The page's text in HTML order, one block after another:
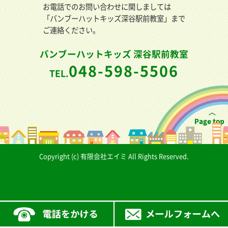
お電話でのお問い合わせに関しましては
「バンブーハットキッズ深谷駅前教室」まで
ご連絡ください。
バンブーハットキッズ 深谷駅前教室
TEL.048-598-5506
Copyright (c) 有限会社エイミ All Rights Reserved.